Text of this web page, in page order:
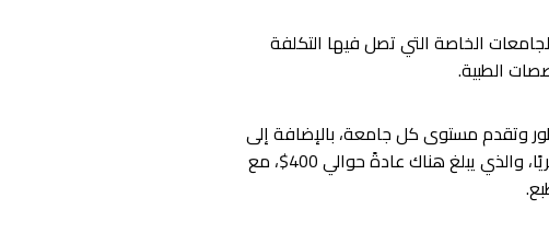
التركية بين 300$ إلى 600$ سنويًا، على عكس الجامعات الخاصة التي تصل فيها التكلفة
وتقدم مستوى كل جامعة، بالإضافة إلى
المبلغ المالي الذي قد لا يستطيع الطالب أن يدبره إلا بصعوبة للتكيف مع العيش والحياه هناك شهريًا، والذي يبلغ هناك عادةً حوالي 400$، مع